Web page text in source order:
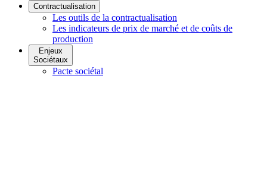
Contractualisation
Les outils de la contractualisation
Les indicateurs de prix de marché et de coûts de
production
Enjeux
Sociétaux
Pacte sociétal